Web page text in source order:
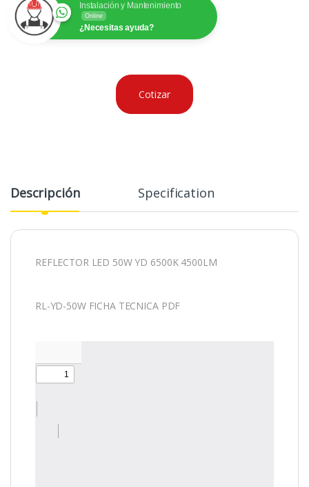
Instalación y Mantenimiento
Online
¿Necesitas ayuda?
Cotizar
Descripción Specification
REFLECTOR LED 50W YD 6500K 4500LM
RL-YD-50W FICHA TECNICA PDF